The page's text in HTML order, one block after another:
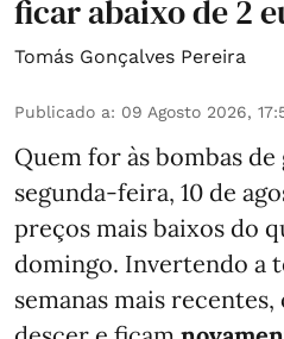
ficar abaixo de 2
Tomás Gonçalves Pereira
Publicado a: 09 Agosto 2026,
Quem for às bombas
segunda-feira, 10 de
preços mais baixos do
domingo. Invertendo a
semanas mais